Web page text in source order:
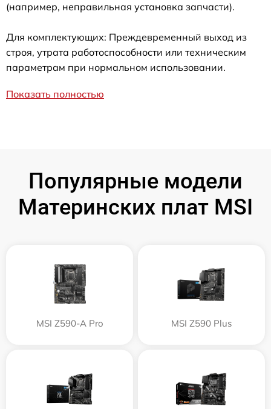
(например, неправильная установка запчасти).
Для комплектующих: Преждевременный выход из
строя, утрата работоспособности или техническим
параметрам при нормальном использовании.
Показать полностью
Популярные модели
Материнских плат MSI
MSI Z590-A Pro MSI Z590 Plus